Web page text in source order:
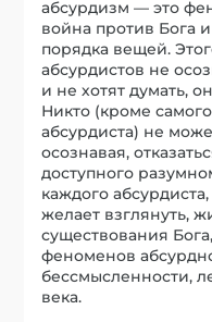
абсурдизм — это
война против Бога
порядка вещей.
абсурдистов не
и не хотят думать,
Никто (кроме
абсурдиста) не
осознавая,
доступного
каждого
желает взглянуть,
существования
феноменов
бессмысленности,
века.